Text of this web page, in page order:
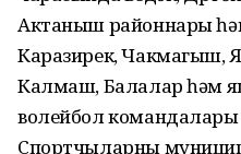
Актаныш районнары
Каразирек, Чакмагыш,
Калмаш, Балалар һәм
волейбол
Спортчыларны